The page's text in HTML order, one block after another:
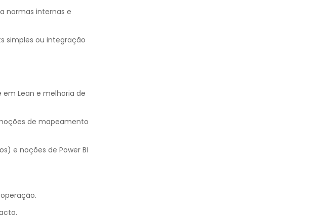
normas internas e
simples ou integração
Lean e melhoria de
de mapeamento
e noções de Power BI